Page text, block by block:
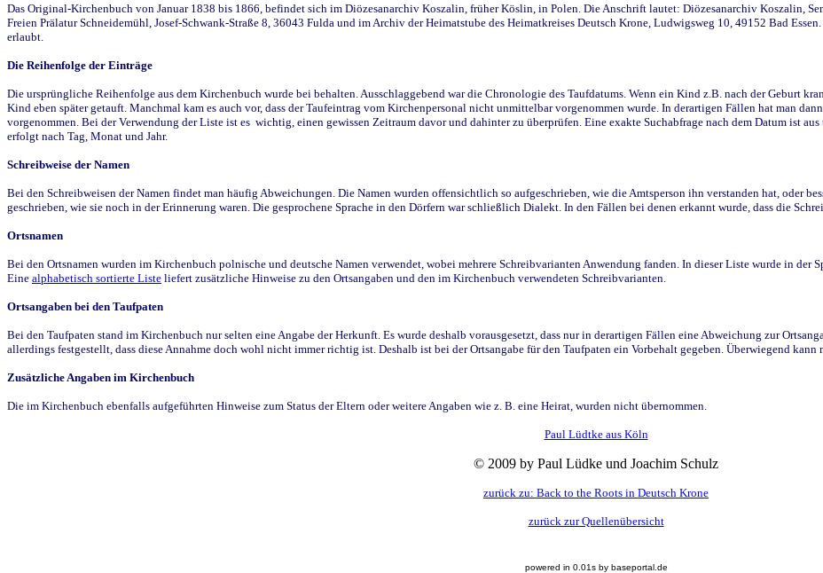
Das Original-Kirchenbuch von Januar 1838 bis 1866, befindet sich im Diözesanarchiv Koszalin, früher Köslin, in Polen. Die Anschrift lautet: Diözesanarchiv Koszalin,
Freien Prälatur Schneidemühl, Josef-Schwank-Straße 8, 36043 Fulda und im Archiv der Heimatstube des Heimatkreises Deutsch Krone, Ludwigsweg 10, 49152 Bad
erlaubt.
Die Reihenfolge der Einträge
Die ursprüngliche Reihenfolge aus dem Kirchenbuch wurde bei behalten. Ausschlaggebend war die Chronologie des Taufdatums. Wenn ein Kind z.B. nach der Geburt
Kind eben später getauft. Manchmal kam es auch vor, dass der Taufeintrag vom Kirchenpersonal nicht unmittelbar vorgenommen wurde. In derartigen Fällen hat man
vorgenommen. Bei der Verwendung der Liste ist es wichtig, einen gewissen Zeitraum davor und dahinter zu überprüfen. Eine exakte Suchabfrage nach dem Datum ist
erfolgt nach Tag, Monat und Jahr.
Schreibweise der Namen
Bei den Schreibweisen der Namen findet man häufig Abweichungen. Die Namen wurden offensichtlich so aufgeschrieben, wie die Amtsperson ihn verstanden hat, oder
geschrieben, wie sie noch in der Erinnerung waren. Die gesprochene Sprache in den Dörfern war schließlich Dialekt. In den Fällen bei denen erkannt wurde, dass die
Ortsnamen
Bei den Ortsnamen wurden im Kirchenbuch polnische und deutsche Namen verwendet, wobei mehrere Schreibvarianten Anwendung fanden. In dieser Liste wurde in der
Eine alphabetisch sortierte Liste liefert zusätzliche Hinweise zu den Ortsangaben und den im Kirchenbuch verwendeten Schreibvarianten.
Ortsangaben bei den Taufpaten
Bei den Taufpaten stand im Kirchenbuch nur selten eine Angabe der Herkunft. Es wurde deshalb vorausgesetzt, dass nur in derartigen Fällen eine Abweichung zur
allerdings festgestellt, dass diese Annahme doch wohl nicht immer richtig ist. Deshalb ist bei der Ortsangabe für den Taufpaten ein Vorbehalt gegeben. Überwiegend kann
Zusätzliche Angaben im Kirchenbuch
Die im Kirchenbuch ebenfalls aufgeführten Hinweise zum Status der Eltern oder weitere Angaben wie z. B. eine Heirat, wurden nicht übernommen.
Paul Lüdtke aus Köln
© 2009 by Paul Lüdke und Joachim Schulz
zurück zu: Back to the Roots in Deutsch Krone
zurück zur Quellenübersicht
powered in 0.01s by baseportal.de